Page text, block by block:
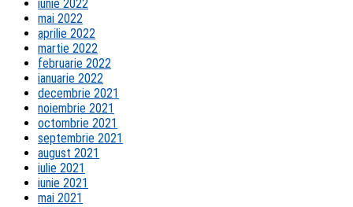
iunie 2022
mai 2022
aprilie 2022
martie 2022
februarie 2022
ianuarie 2022
decembrie 2021
noiembrie 2021
octombrie 2021
septembrie 2021
august 2021
iulie 2021
iunie 2021
mai 2021